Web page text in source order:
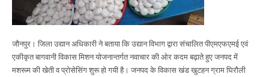
जौनपुर। जिला उद्यान अधिकारी ने बताया कि उद्यान विभाग द्वारा संचालित पीएमएफएमई एवं
एकीकृत बागवानी विकास मिशन योजनान्तर्गत नवाचार की ओर कदम बढ़ाते हुए जनपद में
मशरूम की खेती व प्रोसेसिंग शुरू हो गयी है। जनपद के विकास खंड खुटहन ग्राम घिरौली